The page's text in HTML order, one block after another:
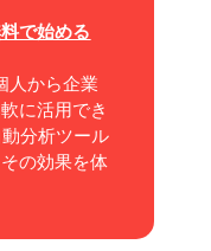
で始める
人から企業
に活用でき
分析ツール
の効果を体